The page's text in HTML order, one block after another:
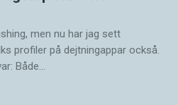
men nu har jag sett
profiler på dejtningappar också.
Både…